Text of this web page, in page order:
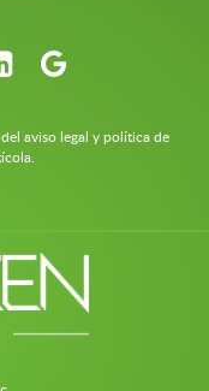
aviso legal y política de